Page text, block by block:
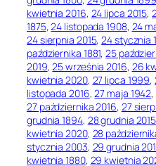
kwietnia 2016, 24 lipca 2015,
1875, 24 listopada 1908, 24
24 sierpnia 2015, 24 stycznia
października 1881, 25
2019, 25 września 2016, 26
kwietnia 2020, 27 lipca 1999,
listopada 2016, 27 maja 1942,
27 października 2016, 27
grudnia 1894, 28 grudnia 2015
kwietnia 2020, 28
stycznia 2003, 29 grudnia
kwietnia 1880, 29 kwietnia